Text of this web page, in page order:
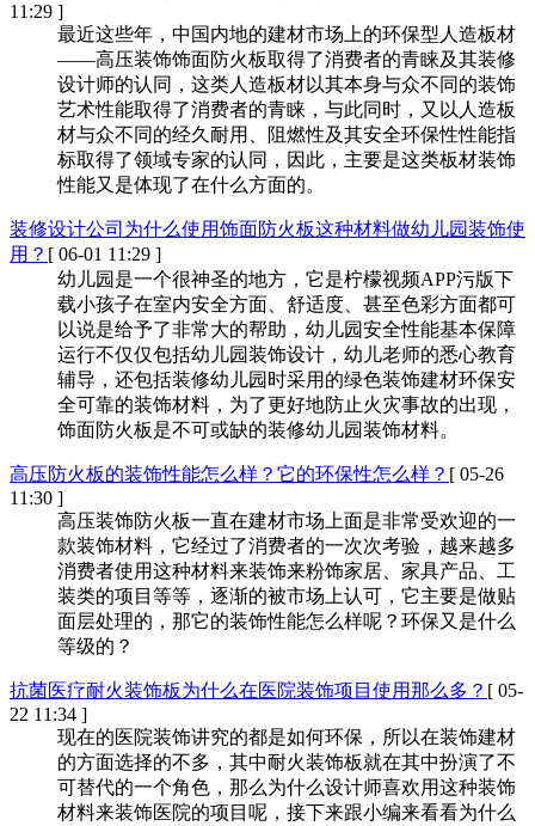
11:29 ]
最近这些年，中国内地的建材市场上的环保型人造板材
——高压装饰饰面防火板取得了消费者的青睐及其装修
设计师的认同，这类人造板材以其本身与众不同的装饰
艺术性能取得了消费者的青睐，与此同时，又以人造板
材与众不同的经久耐用、阻燃性及其安全环保性性能指
标取得了领域专家的认同，因此，主要是这类板材装饰
性能又是体现了在什么方面的。
装修设计公司为什么使用饰面防火板这种材料做幼儿园装饰使
用？ [ 06-01 11:29 ]
幼儿园是一个很神圣的地方，它是柠檬视频APP污版下
载小孩子在室内安全方面、舒适度、甚至色彩方面都可
以说是给予了非常大的帮助，幼儿园安全性能基本保障
运行不仅仅包括幼儿园装饰设计，幼儿老师的悉心教育
辅导，还包括装修幼儿园时采用的绿色装饰建材环保安
全可靠的装饰材料，为了更好地防止火灾事故的出现，
饰面防火板是不可或缺的装修幼儿园装饰材料。
高压防火板的装饰性能怎么样？它的环保性怎么样？ [ 05-26
11:30 ]
高压装饰防火板一直在建材市场上面是非常受欢迎的一
款装饰材料，它经过了消费者的一次次考验，越来越多
消费者使用这种材料来装饰来粉饰家居、家具产品、工
装类的项目等等，逐渐的被市场上认可，它主要是做贴
面层处理的，那它的装饰性能怎么样呢？环保又是什么
等级的？
抗菌医疗耐火装饰板为什么在医院装饰项目使用那么多？ [ 05-
22 11:34 ]
现在的医院装饰讲究的都是如何环保，所以在装饰建材
的方面选择的不多，其中耐火装饰板就在其中扮演了不
可替代的一个角色，那么为什么设计师喜欢用这种装饰
材料来装饰医院的项目呢，接下来跟小编来看看为什么